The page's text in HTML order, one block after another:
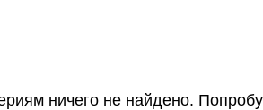
ничего не найдено.